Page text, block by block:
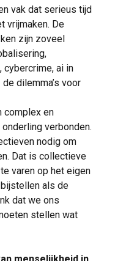
vak dat serieus tijd
vrijmaken. De
zijn zoveel
ai in
dilemma’s voor
complex en
verbonden.
nodig om
Dat is collectieve
varen op het eigen
als de
dat we ons
stellen wat